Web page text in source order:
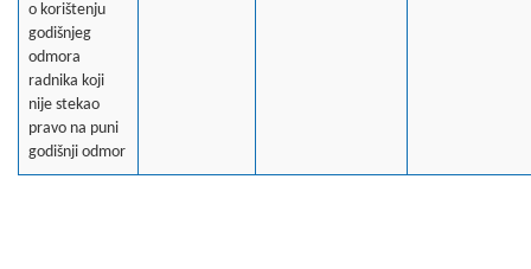
o korištenju
godišnjeg
odmora
radnika koji
nije stekao
pravo na puni
godišnji odmor